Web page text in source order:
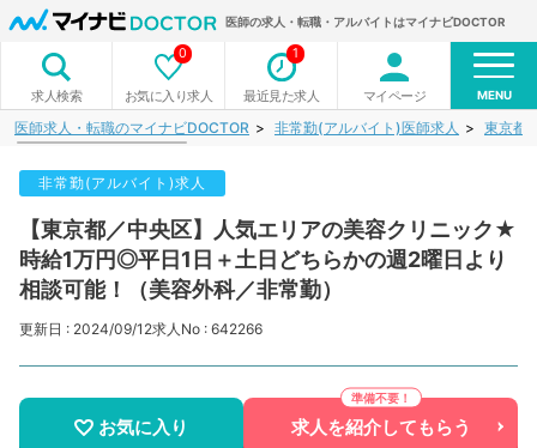
医師の求人・転職・アルバイトはマイナビDOCTOR
求人検索 お気に入り求人
0
最近見た求人
1
マイページ MENU
医師求人・転職のマイナビDOCTOR 非常勤(アルバイト)医師求人 東京都
非常勤(アルバイト)求人
【東京都／中央区】人気エリアの美容クリニック★
時給1万円◎平日1日＋土日どちらかの週2曜日より
相談可能！（美容外科／非常勤）
更新日 : 2024/09/12求人No : 642266
お気に入り 求人を紹介してもらう